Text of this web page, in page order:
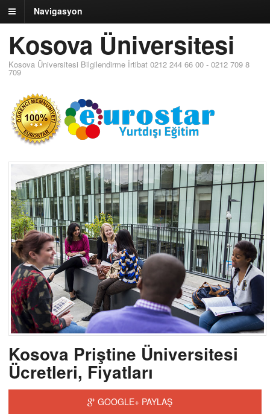
Navigasyon
Kosova Üniversitesi
Kosova Üniversitesi Bilgilendirme İrtibat 0212 244 66 00 - 0212 709 8
709
Kosova Priştine Üniversitesi
Ücretleri, Fiyatları
GOOGLE+ PAYLAŞ